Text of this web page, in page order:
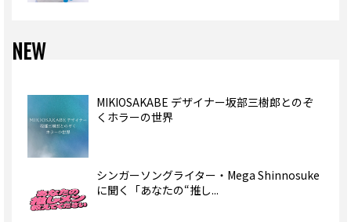
NEW
MIKIOSAKABE デザイナー坂部三樹郎とのぞ
くホラーの世界
シンガーソングライター・Mega Shinnosuke
に聞く「あなたの“推し...